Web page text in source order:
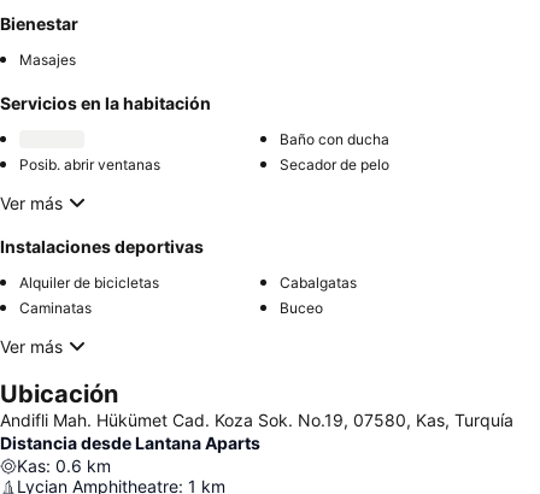
Bienestar
Masajes
Servicios en la habitación
Baño con ducha
Posib. abrir ventanas
Secador de pelo
Ver más
Instalaciones deportivas
Alquiler de bicicletas
Cabalgatas
Caminatas
Buceo
Ver más
Ubicación
Andifli Mah. Hükümet Cad. Koza Sok. No.19, 07580, Kas, Turquía
Distancia desde Lantana Aparts
Kas: 0.6 km
Lycian Amphitheatre: 1 km